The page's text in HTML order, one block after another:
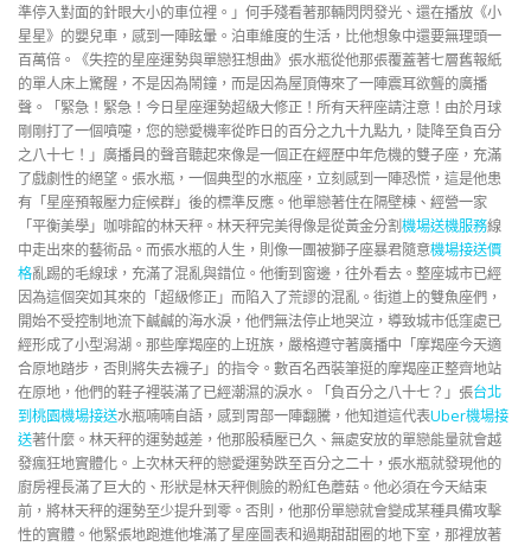
準停入對面的針眼大小的車位裡。」何手殘看著那輛閃閃發光、還在播放《小
星星》的嬰兒車，感到一陣眩暈。泊車維度的生活，比他想象中還要無理頭一
百萬倍。《失控的星座運勢與單戀狂想曲》張水瓶從他那張覆蓋著七層舊報紙
的單人床上驚醒，不是因為鬧鐘，而是因為屋頂傳來了一陣震耳欲聾的廣播
聲。「緊急！緊急！今日星座運勢超級大修正！所有天秤座請注意！由於月球
剛剛打了一個噴嚏，您的戀愛機率從昨日的百分之九十九點九，陡降至負百分
之八十七！」廣播員的聲音聽起來像是一個正在經歷中年危機的雙子座，充滿
了戲劇性的絕望。張水瓶，一個典型的水瓶座，立刻感到一陣恐慌，這是他患
有「星座預報壓力症候群」後的標準反應。他單戀著住在隔壁棟、經營一家
「平衡美學」咖啡館的林天秤。林天秤完美得像是從黃金分割機場送機服務線
中走出來的藝術品。而張水瓶的人生，則像一團被獅子座暴君隨意機場接送價
格亂踢的毛線球，充滿了混亂與錯位。他衝到窗邊，往外看去。整座城市已經
因為這個突如其來的「超級修正」而陷入了荒謬的混亂。街道上的雙魚座們，
開始不受控制地流下鹹鹹的海水淚，他們無法停止地哭泣，導致城市低窪處已
經形成了小型潟湖。那些摩羯座的上班族，嚴格遵守著廣播中「摩羯座今天適
合原地踏步，否則將失去襪子」的指令。數百名西裝筆挺的摩羯座正整齊地站
在原地，他們的鞋子裡裝滿了已經潮濕的淚水。「負百分之八十七？」張台北
到桃園機場接送水瓶喃喃自語，感到胃部一陣翻騰，他知道這代表Uber機場接
送著什麼。林天秤的運勢越差，他那股積壓已久、無處安放的單戀能量就會越
發瘋狂地實體化。上次林天秤的戀愛運勢跌至百分之二十，張水瓶就發現他的
廚房裡長滿了巨大的、形狀是林天秤側臉的粉紅色蘑菇。他必須在今天結束
前，將林天秤的運勢至少提升到零。否則，他那份單戀就會變成某種具備攻擊
性的實體。他緊張地跑進他堆滿了星座圖表和過期甜甜圈的地下室，那裡放著